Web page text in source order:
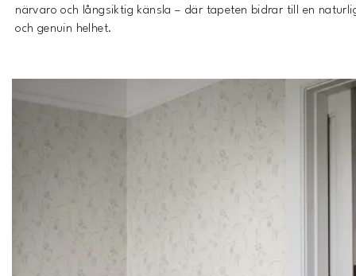
närvaro och långsiktig känsla – där tapeten bidrar till en
och genuin helhet.